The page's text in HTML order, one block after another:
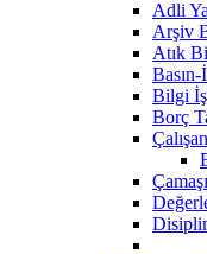
Adli
Arşiv
Atık
Bilgi
Borç